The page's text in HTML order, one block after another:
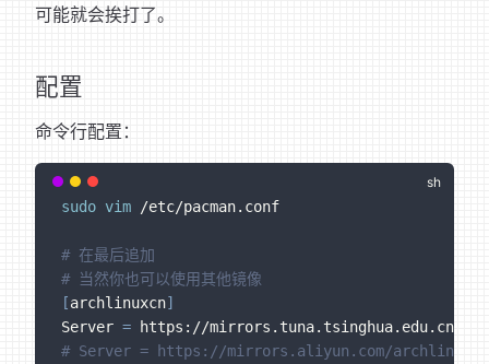
可能就会挨打了。
配置
命令行配置：
sudo vim /etc/pacman.conf
# 在最后追加
# 当然你也可以使用其他镜像
[archlinuxcn]
Server = https://mirrors.tuna.tsinghua.edu.cn/
# Server = https://mirrors.aliyun.com/